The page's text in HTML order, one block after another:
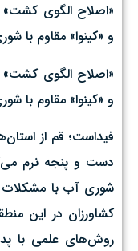
«اصلاح الگوی کشت»
و «کینوا» مقاوم با
«اصلاح الگوی کشت»
و «کینوا» مقاوم با
فیداست؛ قم از
دست و پنجه نرم
شوری آب با مشکلات
کشاورزان در این
روش‌های علمی با